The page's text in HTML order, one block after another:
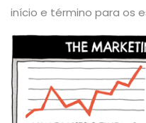
início e término para os